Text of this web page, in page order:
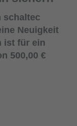
schaltec
Neuigkeit
ist für ein
500,00 €